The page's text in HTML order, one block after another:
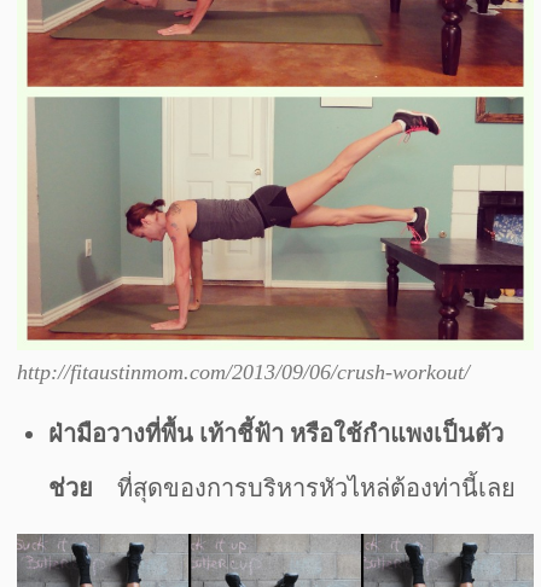
http://fitaustinmom.com/2013/09/06/crush-workout/
ฝ่ามือวางที่พื้น เท้าชี้ฟ้า หรือใช้กำแพงเป็นตัว
ช่วย ที่สุดของการบริหารหัวไหล่ต้องท่านี้เลย